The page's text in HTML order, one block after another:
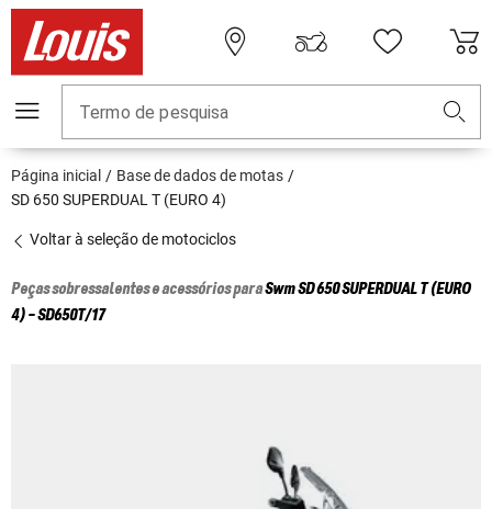
Termo de pesquisa
Página inicial
Base de dados de motas
SD 650 SUPERDUAL T (EURO 4)
Voltar à seleção de motociclos
Peças sobressalentes e acessórios paraSwmSD 650 SUPERDUAL T (EURO
4) - SD650T/17